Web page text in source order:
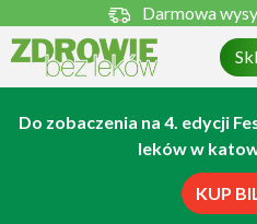
Darmowa
Do zobaczenia na 4. edycji
leków w
KUP